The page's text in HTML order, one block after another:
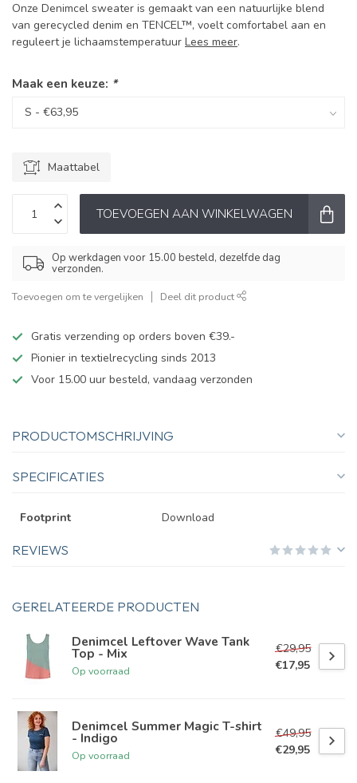
Onze Denimcel sweater is gemaakt van een natuurlijke blend
van gerecycled denim en TENCEL™, voelt comfortabel aan en
reguleert je lichaamstemperatuur Lees meer.
Maak een keuze: *
Maattabel
TOEVOEGEN AAN WINKELWAGEN
Op werkdagen voor 15.00 besteld, dezelfde dag
verzonden.
Toevoegen om te vergelijken Deel dit product
Gratis verzending op orders boven €39.-
Pionier in textielrecycling sinds 2013
Voor 15.00 uur besteld, vandaag verzonden
PRODUCTOMSCHRIJVING
SPECIFICATIES
Footprint Download
REVIEWS
GERELATEERDE PRODUCTEN
Denimcel Leftover Wave Tank
Top - Mix
Op voorraad
€29,95
€17,95
Denimcel Summer Magic T-shirt
- Indigo
Op voorraad
€49,95
€29,95